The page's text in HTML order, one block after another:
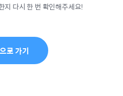
지 다시 한 번 확인해주세요!
로 가기